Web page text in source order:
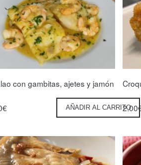
con gambitas, ajetes y jamón
€ AÑADIR AL CARRITO2.00